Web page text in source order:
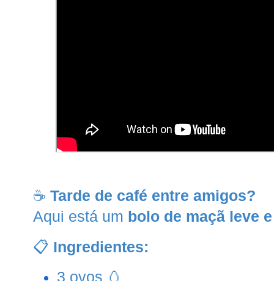
☕ Tarde de café entre amigos?
Aqui está um bolo de maçã leve
📋 Ingredientes:
3 ovos 🥚